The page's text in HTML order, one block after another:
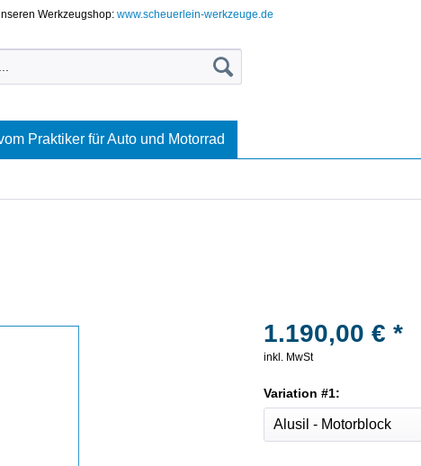
Werkzeugshop:www.scheuerlein-werkzeuge.de
Praktiker für Auto und Motorrad
1.190,00 € *
inkl. MwSt
Variation #1: